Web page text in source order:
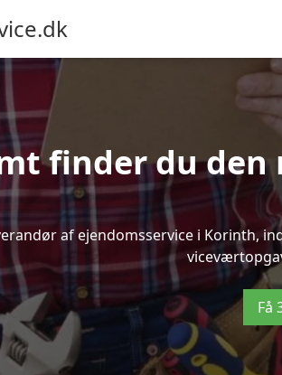
finder du
af ejendomsservice i Korinth,
Få